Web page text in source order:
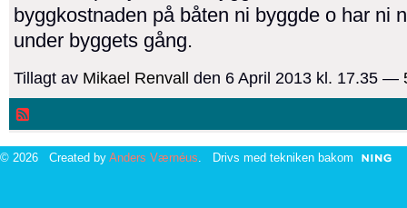
byggkostnaden på båten ni byggde o har ni
under byggets gång.
Tillagt av Mikael Renvall den 6 April 2013 kl. 17.35 —
© 2026 Created by Anders Værnéus . Drivs med tekniken bakom